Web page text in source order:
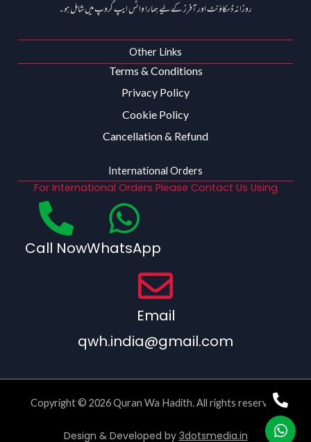
روزانہ ڈسکاؤنٹ اور آفرز کے لیے ہمارا واٹس ایپ گروپ میں شامل ہو۔
Other Links
Terms & Conditions
Privacy Policy
Cookie Policy
Cancellation & Refund
International Orders
For International Orders Please Contact Us Using
Call NowWhatsApp
Email
qwh.india@gmail.com
Copyright © 2026 Quran Wa Hadith. All rights reserved.
Design & Developed by 3dotsmedia.in